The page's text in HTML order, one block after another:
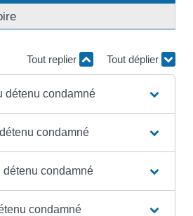
Tout replier Tout déplier
détenu condamné
condamné
détenu condamné
condamné